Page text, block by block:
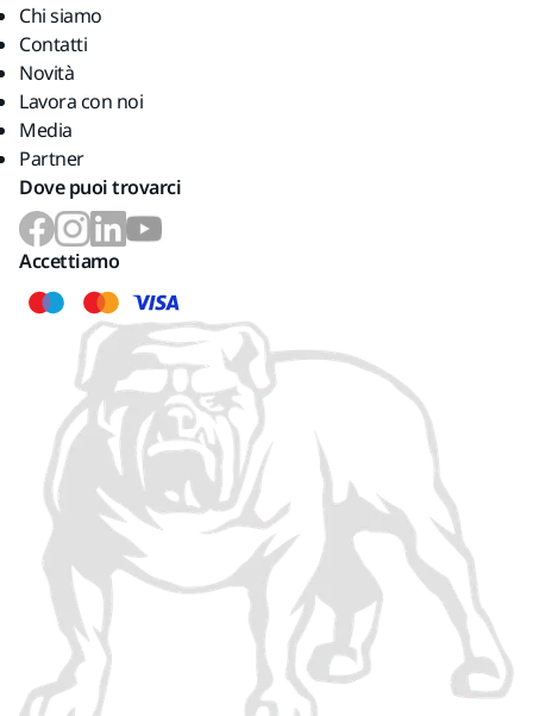
Chi siamo
Contatti
Novità
Lavora con noi
Media
Partner
Dove puoi trovarci
Accettiamo